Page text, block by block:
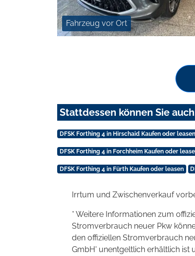
Fahrzeug vor Ort
Stattdessen können Sie
DFSK Forthing 4 in Hirschaid Kaufen oder leasen
DFSK Forthing 4 in Forchheim Kaufen oder
DFSK Forthing 4 in Fürth Kaufen oder leasen
Irrtum und Zwischenverkauf
* Weitere Informationen zum
Stromverbrauch neuer Pkw
den offiziellen Stromverbrauch
GmbH' unentgeltlich erhältlich ist